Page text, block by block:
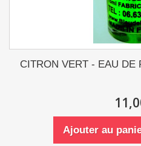
CITRON VERT - EAU DE
Ajouter au